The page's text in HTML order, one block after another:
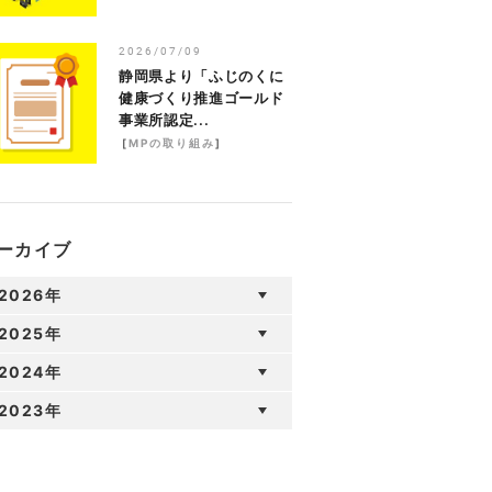
2026/07/09
静岡県より「ふじのくに
健康づくり推進ゴールド
事業所認定...
[MPの取り組み]
カイブ
年
年
年
年